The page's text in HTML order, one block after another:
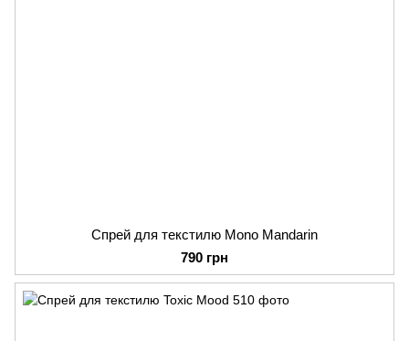
Спрей для текстилю Mono Mandarin
790 грн